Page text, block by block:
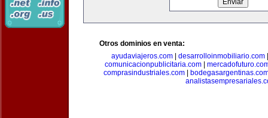
Otros dominios en venta:
ayudaviajeros.com
desarrolloinmobiliario.com
comunicacionpublicitaria.com|
comprasindustriales.com